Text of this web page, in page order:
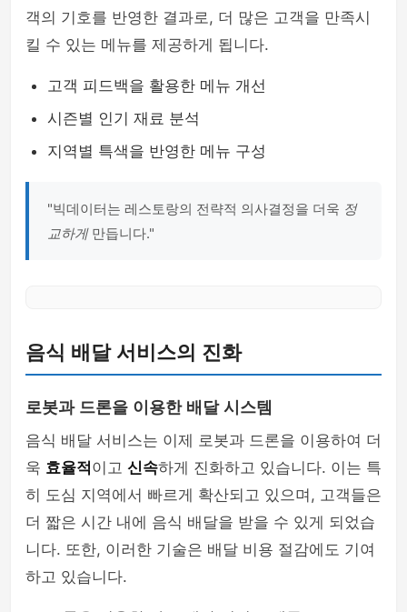
객의 기호를 반영한 결과로, 더 많은 고객을 만족시
킬 수 있는 메뉴를 제공하게 됩니다.
고객 피드백을 활용한 메뉴 개선
시즌별 인기 재료 분석
지역별 특색을 반영한 메뉴 구성
"빅데이터는 레스토랑의 전략적 의사결정을 더욱 정
교하게만듭니다."
음식 배달 서비스의 진화
로봇과 드론을 이용한 배달 시스템
음식 배달 서비스는 이제 로봇과 드론을 이용하여 더
욱 효율적이고 신속하게 진화하고 있습니다. 이는 특
히 도심 지역에서 빠르게 확산되고 있으며, 고객들은
더 짧은 시간 내에 음식 배달을 받을 수 있게 되었습
니다. 또한, 이러한 기술은 배달 비용 절감에도 기여
하고 있습니다.